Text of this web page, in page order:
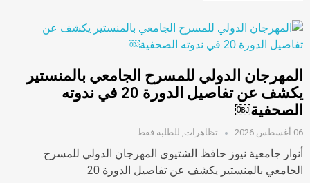
المهرجان الدولي للمسرح الجامعي بالمنستير
يكشف عن تفاصيل الدورة 20 في ندوته
الصحفية￼
06 أغسطس 2026 تظاهرات, للطلبة فقط
أنوار جامعية نيوز حافظ الشتيوي المهرجان الدولي للمسرح
الجامعي بالمنستير يكشف عن تفاصيل الدورة 20